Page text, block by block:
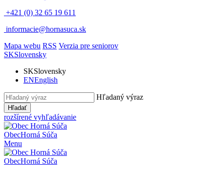
+421 (0) 32 65 19 611
informacie@hornasuca.sk
Mapa webu RSS Verzia pre seniorov
SKSlovensky
SKSlovensky
ENEnglish
Hľadaný výraz
Hľadať
rozšírené vyhľadávanie
ObecHorná Súča
Menu
ObecHorná Súča